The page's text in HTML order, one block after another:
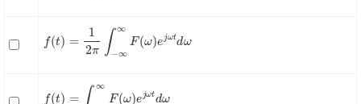
(t )= π ∞∞F(ω e ωt d
(t )= ∞∞F (ω e ωtdω